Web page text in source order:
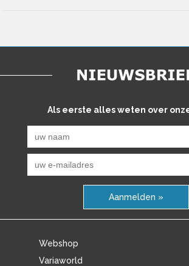
Als eerste alles weten over
Aanmelden »
Webshop
Variaworld